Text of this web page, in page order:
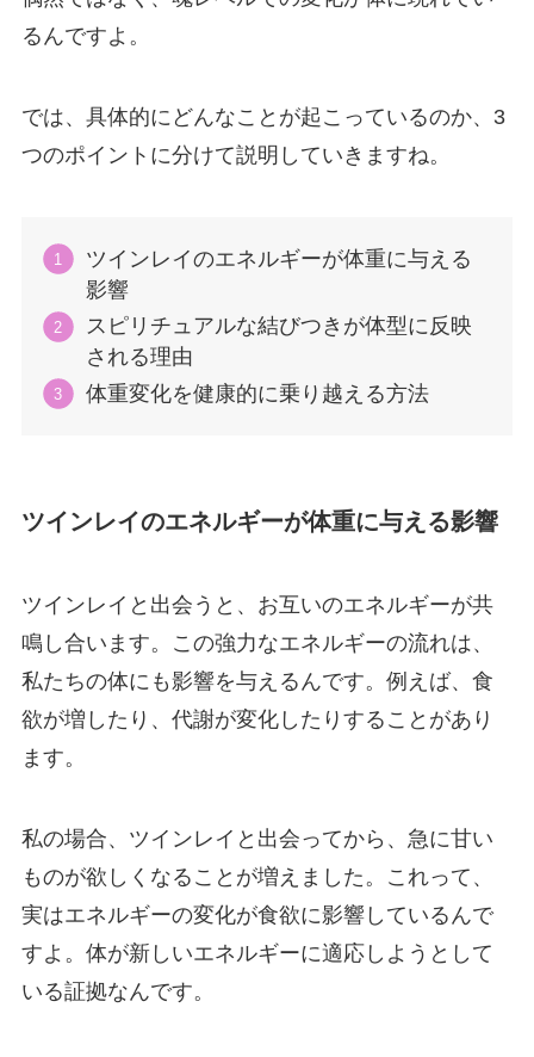
るんですよ。
では、具体的にどんなことが起こっているのか、3
つのポイントに分けて説明していきますね。
ツインレイのエネルギーが体重に与える
影響
スピリチュアルな結びつきが体型に反映
される理由
体重変化を健康的に乗り越える方法
ツインレイのエネルギーが体重に与える影響
ツインレイと出会うと、お互いのエネルギーが共
鳴し合います。この強力なエネルギーの流れは、
私たちの体にも影響を与えるんです。例えば、食
欲が増したり、代謝が変化したりすることがあり
ます。
私の場合、ツインレイと出会ってから、急に甘い
ものが欲しくなることが増えました。これって、
実はエネルギーの変化が食欲に影響しているんで
すよ。体が新しいエネルギーに適応しようとして
いる証拠なんです。